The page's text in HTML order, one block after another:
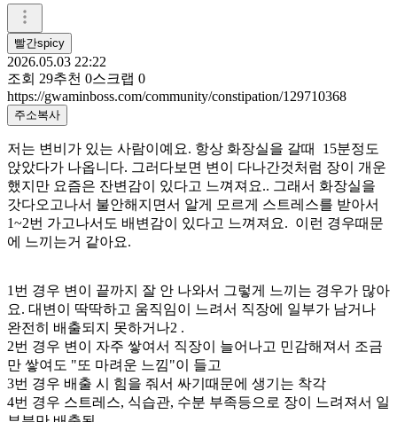
빨간spicy
2026.05.03 22:22
조회 29추천 0스크랩 0
https://gwaminboss.com/community/constipation/129710368
주소복사
저는 변비가 있는 사람이예요. 항상 화장실을 갈때 15분정도
앉았다가 나옵니다. 그러다보면 변이 다나간것처럼 장이 개운
했지만 요즘은 잔변감이 있다고 느껴져요.. 그래서 화장실을
갓다오고나서 불안해지면서 알게 모르게 스트레스를 받아서
1~2번 가고나서도 배변감이 있다고 느껴져요. 이런 경우때문
에 느끼는거 같아요.
1번 경우 변이 끝까지 잘 안 나와서 그렇게 느끼는 경우가 많아
요. 대변이 딱딱하고 움직임이 느려서 직장에 일부가 남거나
완전히 배출되지 못하거나2 .
2번 경우 변이 자주 쌓여서 직장이 늘어나고 민감해져서 조금
만 쌓여도 "또 마려운 느낌"이 들고
3번 경우 배출 시 힘을 줘서 싸기때문에 생기는 착각
4번 경우 스트레스, 식습관, 수분 부족등으로 장이 느려져서 일